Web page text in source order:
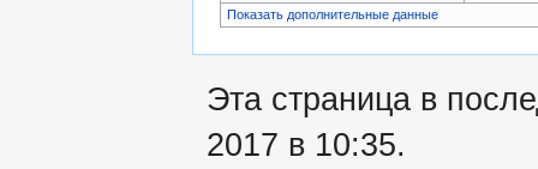
Показать дополнительные данные
Эта страница в
2017 в 10:35.